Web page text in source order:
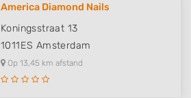
America Diamond Nails
Koningsstraat 13
1011ES Amsterdam
Op 13,45 km afstand